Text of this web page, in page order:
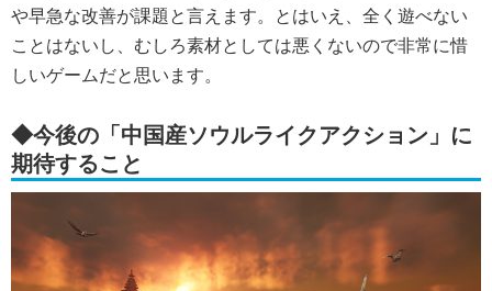
や早急な改善が課題と言えます。とはいえ、全く遊べない
ことはないし、むしろ素材としては悪くないので非常に惜
しいゲームだと思います。
◆今後の「中国産ソウルライクアクション」に
期待すること